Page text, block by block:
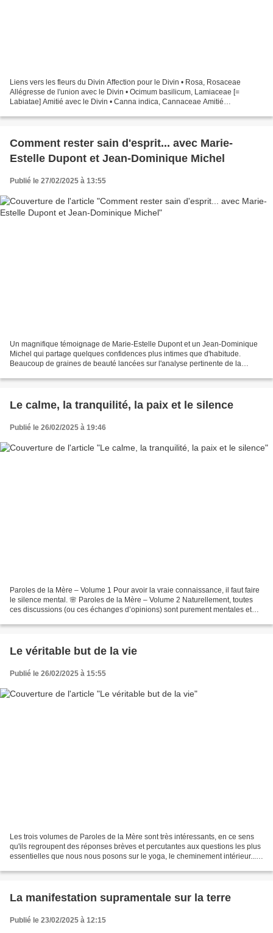
Liens vers les fleurs du Divin Affection pour le Divin • Rosa, Rosaceae
Allégresse de l'union avec le Divin • Ocimum basilicum, Lamiaceae [=
Labiatae] Amitié avec le Divin • Canna indica, Cannaceae Amitié
Comment rester sain d'esprit... avec Marie-
Estelle Dupont et Jean-Dominique Michel
Publié le 27/02/2025 à 13:55
Un magnifique témoignage de Marie-Estelle Dupont et un Jean-Dominique
Michel qui partage quelques confidences plus intimes que d'habitude.
Beaucoup de graines de beauté lancées sur l'analyse pertinente de la
Le calme, la tranquilité, la paix et le silence
Publié le 26/02/2025 à 19:46
Paroles de la Mère – Volume 1 Pour avoir la vraie connaissance, il faut faire
le silence mental. 🌸 Paroles de la Mère – Volume 2 Naturellement, toutes
ces discussions (ou ces échanges d’opinions) sont purement mentales et
Le véritable but de la vie
Publié le 26/02/2025 à 15:55
Les trois volumes de Paroles de la Mère sont très intéressants, en ce sens
qu'ils regroupent des réponses brèves et percutantes aux questions les plus
essentielles que nous nous posons sur le yoga, le cheminement intérieur...
La manifestation supramentale sur la terre
Publié le 23/02/2025 à 12:15